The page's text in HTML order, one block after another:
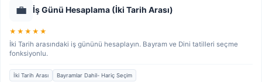
💼 İş Günü Hesaplama (İki Tarih Arası)
★★★★★
İki Tarih arasındaki iş gününü hesaplayın. Bayram ve Dini tatilleri seçme
fonksiyonlu.
İki Tarih Arası Bayramlar Dahil- Hariç Seçim